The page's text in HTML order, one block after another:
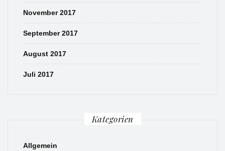
November 2017
September 2017
August 2017
Juli 2017
Kategorien
Allgemein